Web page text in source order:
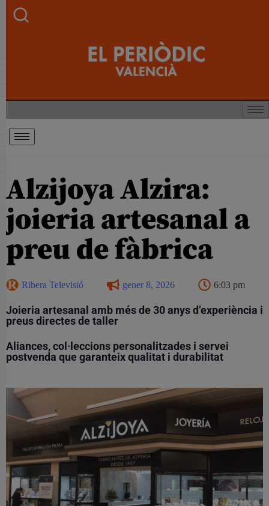
Alzijoya Alzira:
joieria artesanal a
preu de fàbrica
Ribera Televisió gener 8, 2026 6:03 pm
Joieria artesanal amb més de 30 anys d’experiència i
preus directes de taller
Aliances, col·leccions personalitzades i servei
postvenda que garanteix qualitat i durabilitat